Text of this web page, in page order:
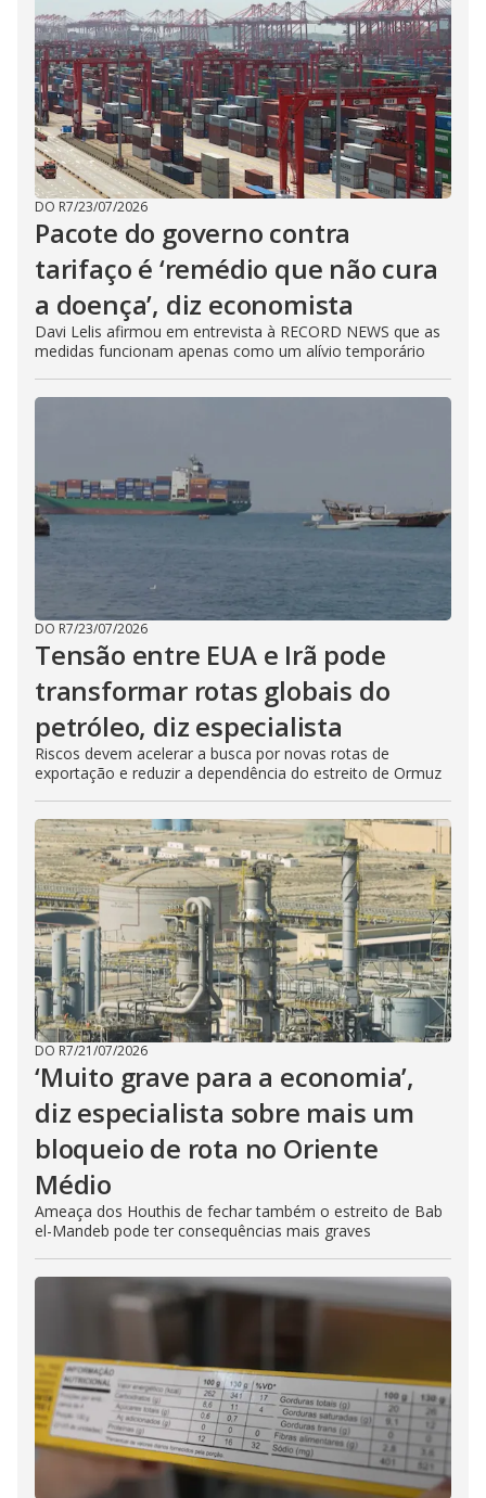
DO R7/23/07/2026
Pacote do governo contra
tarifaço é ‘remédio que não cura
a doença’, diz economista
Davi Lelis afirmou em entrevista à RECORD NEWS que as
medidas funcionam apenas como um alívio temporário
DO R7/23/07/2026
Tensão entre EUA e Irã pode
transformar rotas globais do
petróleo, diz especialista
Riscos devem acelerar a busca por novas rotas de
exportação e reduzir a dependência do estreito de Ormuz
DO R7/21/07/2026
‘Muito grave para a economia’,
diz especialista sobre mais um
bloqueio de rota no Oriente
Médio
Ameaça dos Houthis de fechar também o estreito de Bab
el-Mandeb pode ter consequências mais graves